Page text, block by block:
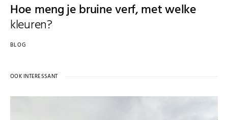
Hoe meng je bruine verf, met welke
kleuren?
BLOG
OOK INTERESSANT